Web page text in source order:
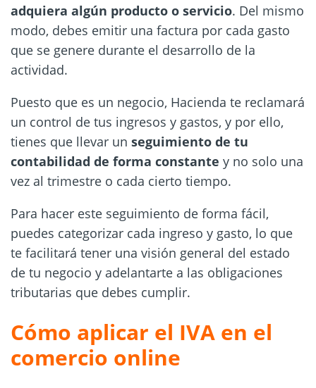
adquiera algún producto o servicio. Del mismo
modo, debes emitir una factura por cada gasto
que se genere durante el desarrollo de la
actividad.
Puesto que es un negocio, Hacienda te reclamará
un control de tus ingresos y gastos, y por ello,
tienes que llevar un seguimiento de tu
contabilidad de forma constante y no solo una
vez al trimestre o cada cierto tiempo.
Para hacer este seguimiento de forma fácil,
puedes categorizar cada ingreso y gasto, lo que
te facilitará tener una visión general del estado
de tu negocio y adelantarte a las obligaciones
tributarias que debes cumplir.
Cómo aplicar el IVA en el
comercio online